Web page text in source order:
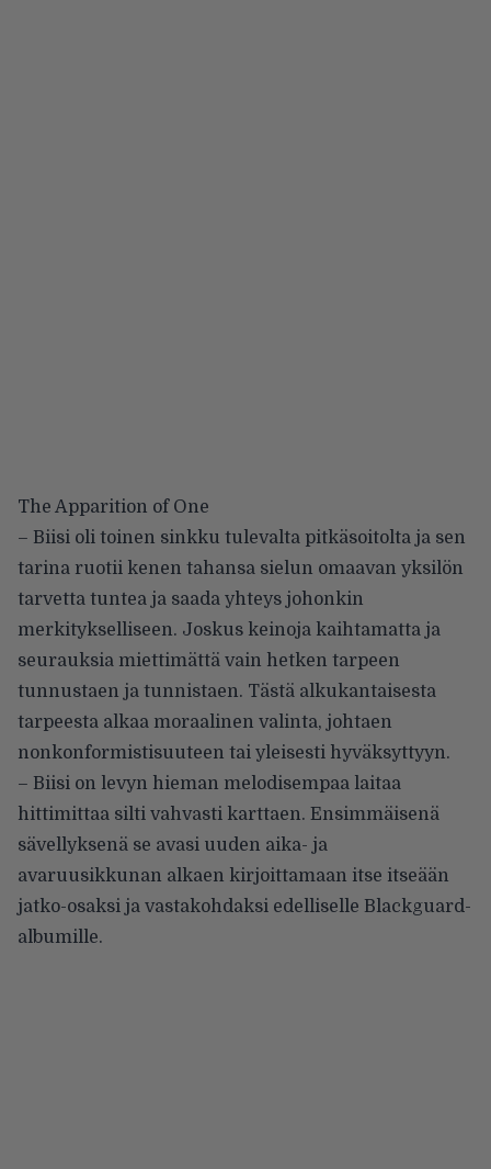
The Apparition of One
– Biisi oli toinen sinkku tulevalta pitkäsoitolta ja sen
tarina ruotii kenen tahansa sielun omaavan yksilön
tarvetta tuntea ja saada yhteys johonkin
merkitykselliseen. Joskus keinoja kaihtamatta ja
seurauksia miettimättä vain hetken tarpeen
tunnustaen ja tunnistaen. Tästä alkukantaisesta
tarpeesta alkaa moraalinen valinta, johtaen
nonkonformistisuuteen tai yleisesti hyväksyttyyn.
– Biisi on levyn hieman melodisempaa laitaa
hittimittaa silti vahvasti karttaen. Ensimmäisenä
sävellyksenä se avasi uuden aika- ja
avaruusikkunan alkaen kirjoittamaan itse itseään
jatko-osaksi ja vastakohdaksi edelliselle Blackguard-
albumille.